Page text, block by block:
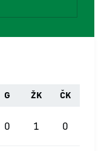
G ŽK ČK
0 1 0